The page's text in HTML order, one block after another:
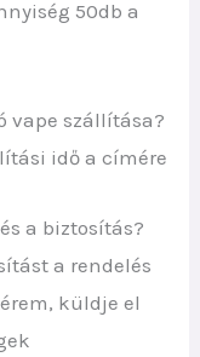
50db a
vape szállítása?
idő a címére
a biztosítás?
a rendelés
küldje el